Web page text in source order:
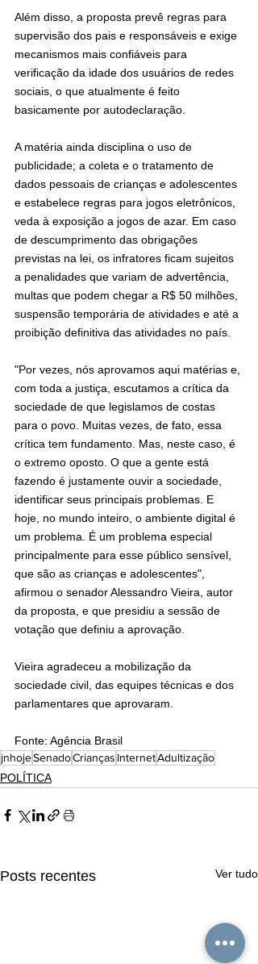
Além disso, a proposta prevê regras para
supervisão dos pais e responsáveis e exige
mecanismos mais confiáveis para
verificação da idade dos usuários de redes
sociais, o que atualmente é feito
basicamente por autodeclaração.
A matéria ainda disciplina o uso de
publicidade; a coleta e o tratamento de
dados pessoais de crianças e adolescentes
e estabelece regras para jogos eletrônicos,
veda à exposição a jogos de azar. Em caso
de descumprimento das obrigações
previstas na lei, os infratores ficam sujeitos
a penalidades que variam de advertência,
multas que podem chegar a R$ 50 milhões,
suspensão temporária de atividades e até a
proibição definitiva das atividades no país.
"Por vezes, nós aprovamos aqui matérias e,
com toda a justiça, escutamos a crítica da
sociedade de que legislamos de costas
para o povo. Muitas vezes, de fato, essa
crítica tem fundamento. Mas, neste caso, é
o extremo oposto. O que a gente está
fazendo é justamente ouvir a sociedade,
identificar seus principais problemas. E
hoje, no mundo inteiro, o ambiente digital é
um problema. É um problema especial
principalmente para esse público sensível,
que são as crianças e adolescentes",
afirmou o senador Alessandro Vieira, autor
da proposta, e que presidiu a sessão de
votação que definiu a aprovação.
Vieira agradeceu a mobilização da
sociedade civil, das equipes técnicas e dos
parlamentares que aprovaram.
Fonte: Agência Brasil
jnhojeSenadoCrianças InternetAdultização
POLÍTICA
Posts recentes Ver tudo